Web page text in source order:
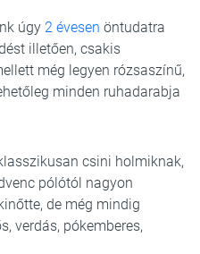
úgy 2 évesen öntudatra
illetően, csakis
még legyen rózsaszínű,
minden ruhadarabja
csini holmiknak,
pólótól nagyon
de még mindig
verdás, pókemberes,